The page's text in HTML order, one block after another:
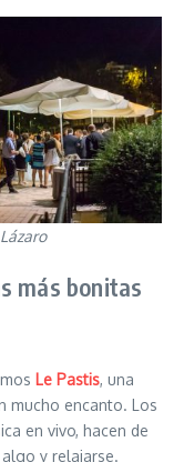
más bonitas
Le Pastis, una
mucho encanto. Los
en vivo, hacen de
y relajarse.